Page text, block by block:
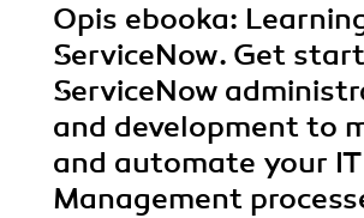
Opis ebooka:
ServiceNow. Get
ServiceNow
and development to
and automate your
Management